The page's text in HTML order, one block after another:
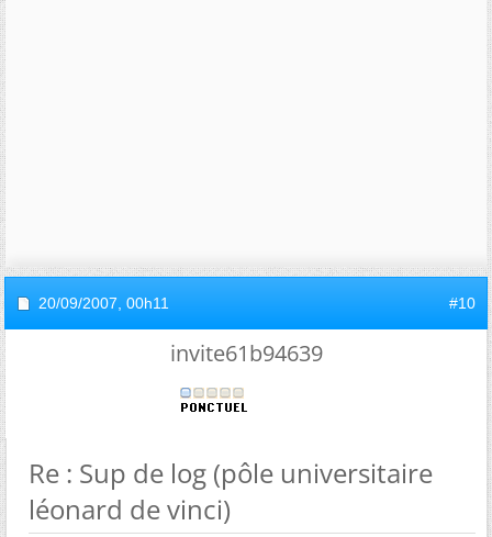
20/09/2007, 00h11 #10
invite61b94639
Re : Sup de log (pôle universitaire
léonard de vinci)